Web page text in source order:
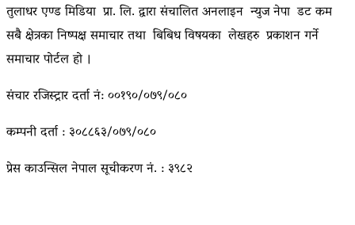
तुलाधर एण्ड मिडिया प्रा. लि. द्वारा संचालित अनलाइन न्युज नेपा डट कम
सबै क्षेत्रका निष्पक्ष समाचार तथा बिबिध विषयका लेखहरु प्रकाशन गर्ने
समाचार पोर्टल हो ।
संचार रजिस्ट्रार दर्ता नं: ००१९०/०७९/०८०
कम्पनी दर्ता : ३०८८६३/०७९/०८०
प्रेस काउन्सिल नेपाल सूचीकरण नं. : ३९८२